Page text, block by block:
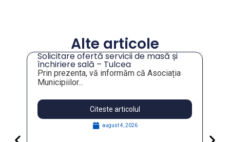
Alte articole
Solicitare ofertă servicii de masă și
închiriere sală – Tulcea
Prin prezenta, vă informăm că Asociația
Municipiilor...
Citeste articolul
august 4, 2026